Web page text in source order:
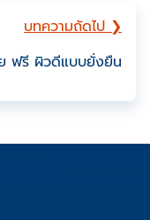
บทความถัดไป ❯
ฟรี ผิวดีแบบยั่งยืน